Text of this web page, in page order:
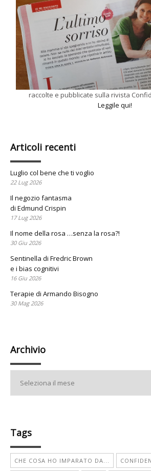
raccolte e pubblicate sulla rivista
Leggile qui!
Articoli recenti
Luglio col bene che ti voglio
22 Lug 2026
Il negozio fantasma
di Edmund Crispin
17 Lug 2026
Il nome della rosa …senza la rosa?!
30 Giu 2026
Sentinella di Fredric Brown
e i bias cognitivi
16 Giu 2026
Terapie di Armando Bisogno
30 Mag 2026
Archivio
Tags
CHE COSA HO IMPARATO DA...